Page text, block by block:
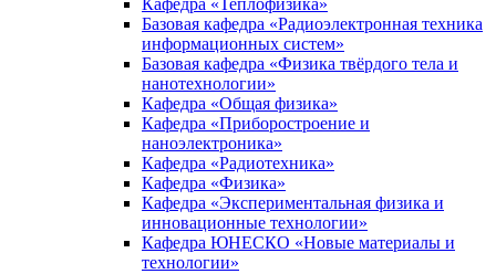
Кафедра «Теплофизика»
Базовая кафедра «Радиоэлектронная техника
информационных систем»
Базовая кафедра «Физика твёрдого тела и
нанотехнологии»
Кафедра «Общая физика»
Кафедра «Приборостроение и
наноэлектроника»
Кафедра «Радиотехника»
Кафедра «Физика»
Кафедра «Экспериментальная физика и
инновационные технологии»
Кафедра ЮНЕСКО «Новые материалы и
технологии»